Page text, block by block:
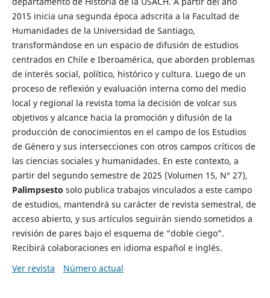
2015 inicia una segunda época adscrita a la Facultad de
Humanidades de la Universidad de Santiago,
transformándose en un espacio de difusión de estudios
centrados en Chile e Iberoamérica, que aborden problemas
de interés social, político, histórico y cultura. Luego de un
proceso de reflexión y evaluación interna como del medio
local y regional la revista toma la decisión de volcar sus
objetivos y alcance hacia la promoción y difusión de la
producción de conocimientos en el campo de los Estudios
de Género y sus intersecciones con otros campos críticos de
las ciencias sociales y humanidades. En este contexto, a
partir del segundo semestre de 2025 (Volumen 15, N° 27),
Palimpsesto solo publica trabajos vinculados a este campo
de estudios, mantendrá su carácter de revista semestral, de
acceso abierto, y sus artículos seguirán siendo sometidos a
revisión de pares bajo el esquema de “doble ciego”.
Recibirá colaboraciones en idioma español e inglés.
Ver revista
Número actual